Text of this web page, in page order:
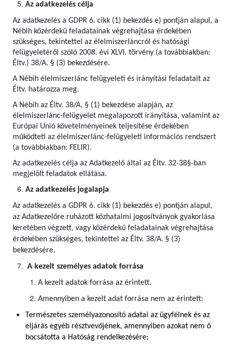
Az adatkezelés célja
Az adatkezelés a GDPR 6. cikk (1) bekezdés e) pontján alapul, a
Nébih közérdekű feladatainak végrehajtása érdekében
szükséges, tekintettel az élelmiszerláncról és hatósági
felügyeletéről szóló 2008. évi XLVI. törvény (a továbbiakban:
Éltv.) 38/A. § (3) bekezdésére.
A Nébih élelmiszerlánc felügyeleti és irányítási feladatait az
Éltv. határozza meg.
A Nébih az Éltv. 38/A. § (1) bekezdése alapján, az
élelmiszerlánc-felügyelet megalapozott irányítása, valamint az
Európai Unió követelményeinek teljesítése érdekében
működteti az élelmiszerlánc-felügyeleti információs rendszert
(a továbbiakban: FELIR).
Az adatkezelés célja az Adatkezelő által az Éltv. 32-38§-ban
megjelölt feladatok ellátása.
Az adatkezelés jogalapja
Az adatkezelés a GDPR 6. cikk (1) bekezdés e) pontján alapul,
az Adatkezelőre ruházott közhatalmi jogosítványok gyakorlása
keretében végzett, vagy közérdekű feladatainak végrehajtása
érdekében szükséges, tekintettel az Éltv. 38/A. § (3)
bekezdésére.
A kezelt személyes adatok forrása
A kezelt adatok forrása az érintett.
Amennyiben a kezelt adat forrása nem az érintett:
Természetes személyazonosító adatai az ügyfélnek és az
eljárás egyéb résztvevőjének, amennyiben azokat nem ő
bocsátotta a Hatóság rendelkezésére;